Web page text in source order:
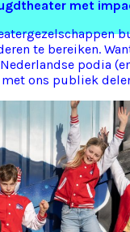
met
te bereiken.
podia
ons publiek